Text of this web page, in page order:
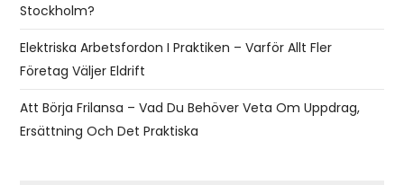
Stockholm?
Elektriska Arbetsfordon I Praktiken – Varför Allt Fler
Företag Väljer Eldrift
Att Börja Frilansa – Vad Du Behöver Veta Om Uppdrag,
Ersättning Och Det Praktiska